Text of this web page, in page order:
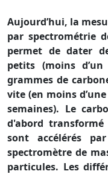
Aujourd’hui, la
par spectrométrie
permet de dater
petits (moins
grammes de
vite (en moins
semaines). Le
d'abord
sont accélérés
spectromètre de
particules. Les